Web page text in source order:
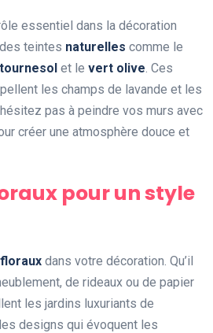
essentiel dans la décoration
teintes naturelles comme le
et le vert olive. Ces
les champs de lavande et les
pas à peindre vos murs avec
créer une atmosphère douce et
pour un style
dans votre décoration. Qu’il
de rideaux ou de papier
les jardins luxuriants de
designs qui évoquent les